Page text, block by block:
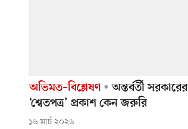
অভিমত–বিশ্লেষণ
অন্তর্বর্তী সরকারের
‘শ্বেতপত্র’ প্রকাশ কেন জরুরি
১৬ মার্চ ২০২৬